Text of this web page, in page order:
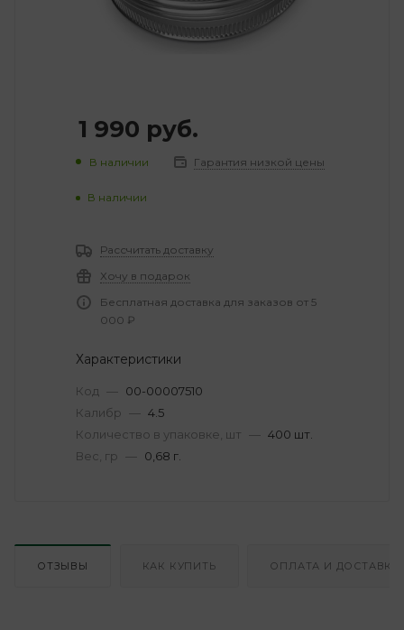
1 990 руб.
В наличии Гарантия низкой цены
В наличии
Рассчитать доставку
Хочу в подарок
Бесплатная доставка для заказов от 5
000 ₽
Характеристики
Код — 00-00007510
Калибр — 4.5
Количество в упаковке, шт — 400 шт.
Вес, гр — 0,68 г.
ОТЗЫВЫ КАК КУПИТЬ ОПЛАТА И ДОСТАВКА